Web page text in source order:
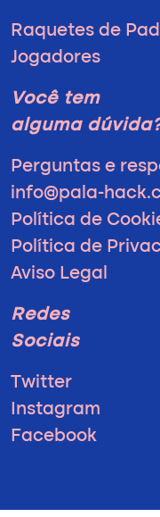
Raquetes de
Jogadores
Você tem
alguma
Perguntas e
info@pala-
Política de
Política de
Aviso Legal
Redes
Sociais
Twitter
Instagram
Facebook